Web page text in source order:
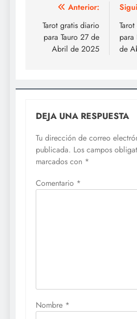
Navegación
de
entradas
Anterior:
Tarot gratis diario
para Tauro 27 de
Abril de 2025
para
de
DEJA UNA RESPUESTA
Tu dirección de correo
publicada. Los campos
marcados con *
Comentario *
Nombre *